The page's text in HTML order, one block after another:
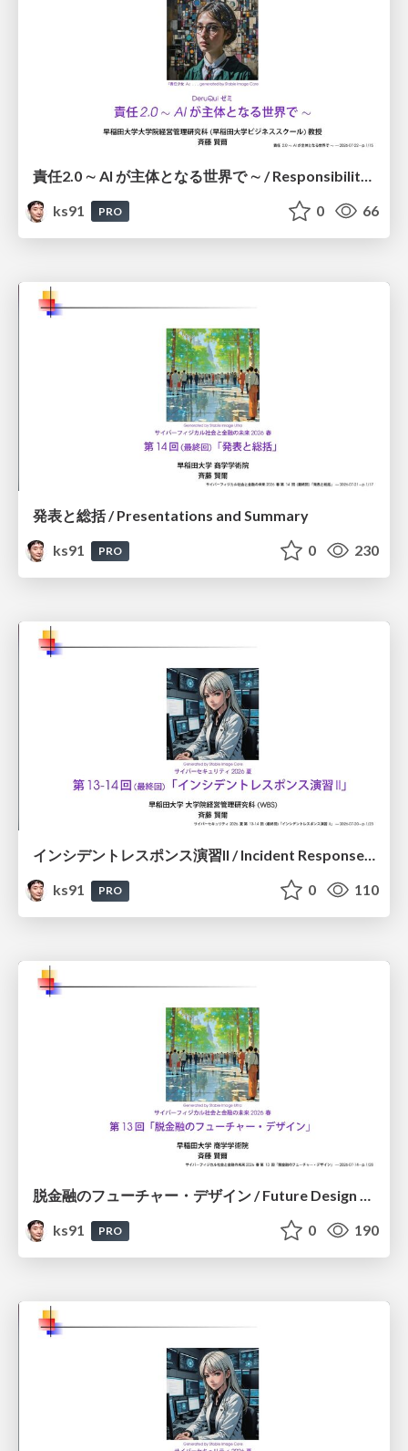
ks91
PRO 0 66
発表と総括 / Presentations and Summary
ks91
PRO 0 230
インシデントレスポンス演習II / Incident Response Exercise II
ks91
PRO 0 110
脱金融のフューチャー・デザイン / Future Design Beyond Finance
ks91
PRO 0 190